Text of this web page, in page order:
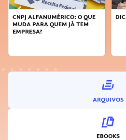
DICAS PARA OBTER CRÉDITO
ARQUIVOS
EBOOKS